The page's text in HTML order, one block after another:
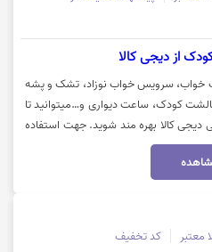
خواب، سرویس خواب نوزاد، تشک و پشه
کودک، ساعت دیواری و…میتوانید تا
دیجی کالا بهره مند شوید. جهت استفاده
کنید" کلیک نمایید.
معتبر کد تخفیف